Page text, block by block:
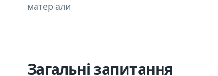
матеріали
Загальні запитання